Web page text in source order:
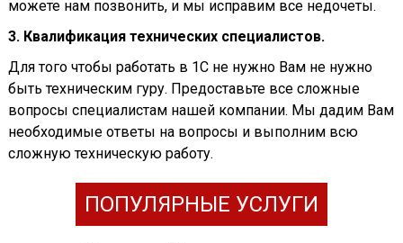
можете нам позвонить, и мы исправим все недочеты.
3. Квалификация технических специалистов.
Для того чтобы работать в 1С не нужно Вам не нужно
быть техническим гуру. Предоставьте все сложные
вопросы специалистам нашей компании. Мы дадим Вам
необходимые ответы на вопросы и выполним всю
сложную техническую работу.
ПОПУЛЯРНЫЕ УСЛУГИ